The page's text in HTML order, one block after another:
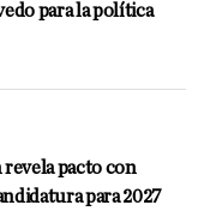
para la política
pacto con
para 2027